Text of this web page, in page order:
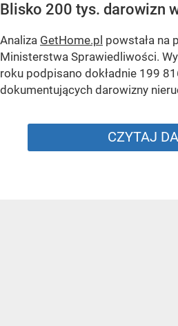
Blisko 200 tys. darowizn
Analiza GetHome.pl powstała na
Ministerstwa Sprawiedliwości.
roku podpisano dokładnie 199
dokumentujących darowizny
CZYTAJ